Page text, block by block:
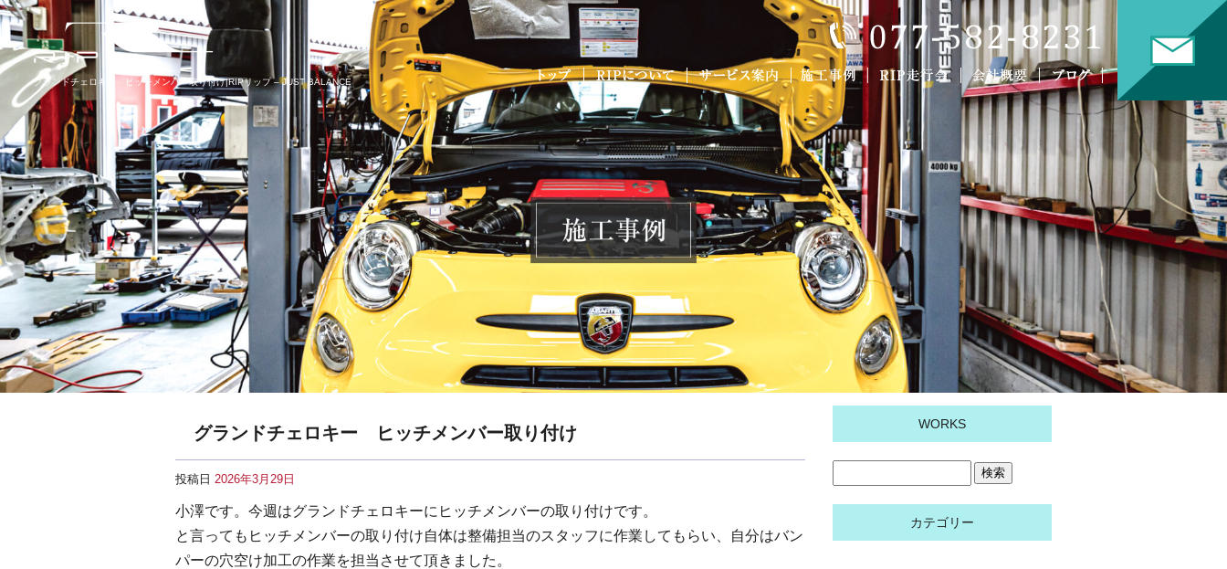
グランドチェロキー ヒッチメンバー取り付け|RIPリップ – JUST BALANCE
グランドチェロキー ヒッチメンバー取り付け
投稿日 2026年3月29日
小澤です。今週はグランドチェロキーにヒッチメンバーの取り付けです。
と言ってもヒッチメンバーの取り付け自体は整備担当のスタッフに作業してもらい、自分はバン
パーの穴空け加工の作業を担当させて頂きました。
WORKS
カテゴリー